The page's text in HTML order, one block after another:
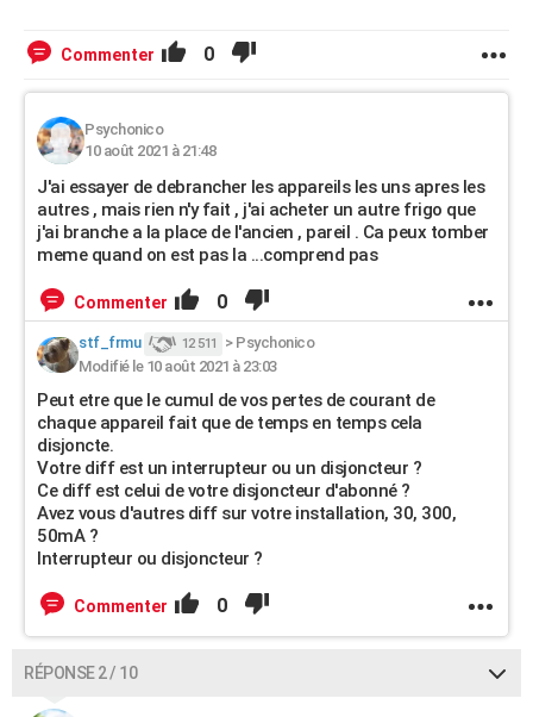
Commenter 0
Psychonico
10 août 2021 à 21:48
J'ai essayer de debrancher les appareils les uns apres les
autres , mais rien n'y fait , j'ai acheter un autre frigo que
j'ai branche a la place de l'ancien , pareil . Ca peux tomber
meme quand on est pas la ...comprend pas
Commenter 0
stf_frmu 12 511 > Psychonico
Modifié le 10 août 2021 à 23:03
Peut etre que le cumul de vos pertes de courant de
chaque appareil fait que de temps en temps cela
disjoncte.
Votre diff est un interrupteur ou un disjoncteur ?
Ce diff est celui de votre disjoncteur d'abonné ?
Avez vous d'autres diff sur votre installation, 30, 300,
50mA ?
Interrupteur ou disjoncteur ?
Commenter 0
RÉPONSE 2 / 10